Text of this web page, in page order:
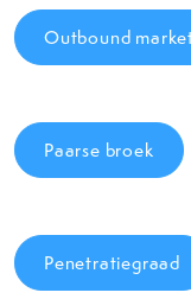
Outbound
Paarse broek
Penetratiegraad